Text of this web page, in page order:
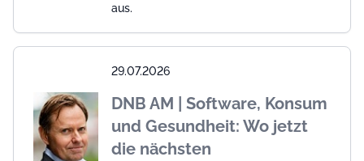
aus.
29.07.2026
DNB AM | Software, Konsum
und Gesundheit: Wo jetzt
die nächsten